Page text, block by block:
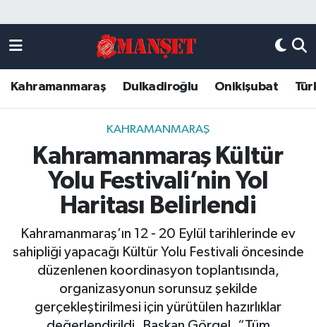
Kahramanmaraş Dulkadiroğlu Onikişubat
KAHRAMANMARAŞ
Kahramanmaraş Kültür
Yolu Festivali’nin Yol
Haritası Belirlendi
Kahramanmaraş’ın 12 - 20 Eylül tarihlerinde ev
sahipliği yapacağı Kültür Yolu Festivali öncesinde
düzenlenen koordinasyon toplantısında,
organizasyonun sorunsuz şekilde
gerçekleştirilmesi için yürütülen hazırlıklar
DULKADİROĞLU
KAHRAMANMARAŞ
ONİKİŞUBAT
ÖZEL HABER
Künye
Kahramanmaraş Nöbetçi Eczaneler
Kahramanmaraş Hava Durumu
Kahramanmaraş Trafik Yoğunluk Haritası
Süper Lig Puan Durumu ve Fikstür
Tüm Manşetler
Son Dakika Haberleri
Haber Arşivi